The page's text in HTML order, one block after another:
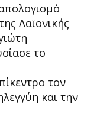
Λαϊονικής
το
τον
και την